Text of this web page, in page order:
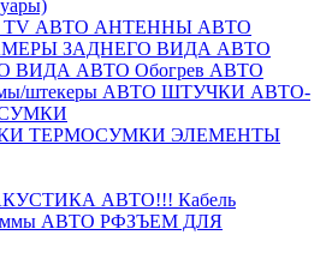
АВТО АНТЕННЫ АВТО
ЗАДНЕГО ВИДА АВТО
ВИДА АВТО Обогрев АВТО
штекеры АВТО ШТУЧКИ АВТО-
ТЕРМОСУМКИ ЭЛЕМЕНТЫ
АВТО!!! Кабель
АВТО РФЗЪЕМ ДЛЯ